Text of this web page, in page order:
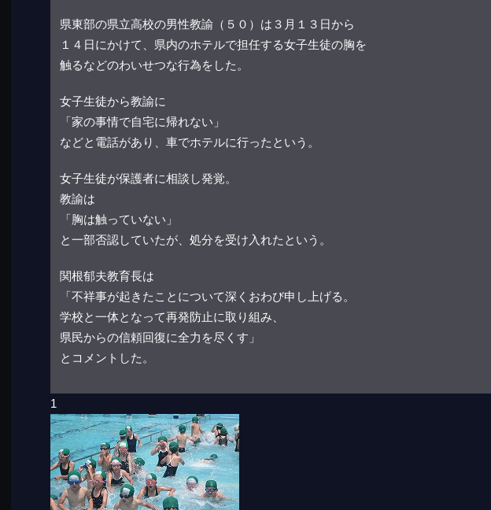
県東部の県立高校の男性教諭（５０）は３月１３日から
１４日にかけて、県内のホテルで担任する女子生徒の胸を
触るなどのわいせつな行為をした。
女子生徒から教諭に
「家の事情で自宅に帰れない」
などと電話があり、車でホテルに行ったという。
女子生徒が保護者に相談し発覚。
教諭は
「胸は触っていない」
と一部否認していたが、処分を受け入れたという。
関根郁夫教育長は
「不祥事が起きたことについて深くおわび申し上げる。
学校と一体となって再発防止に取り組み、
県民からの信頼回復に全力を尽くす」
とコメントした。
1